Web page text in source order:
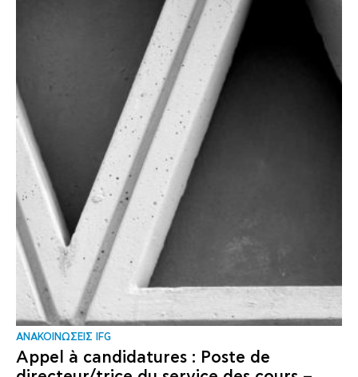
ΑΝΑΚΟΙΝΩΣΕΙΣ IFG
Appel à candidatures : Poste de